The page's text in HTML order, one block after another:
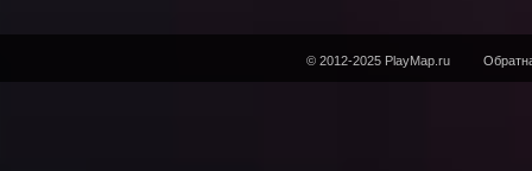
© 2012-2025 PlayMap.ru